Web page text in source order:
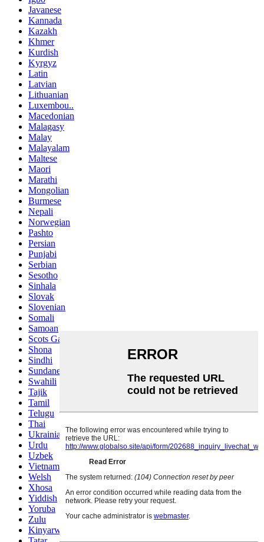
Javanese
Kannada
Kazakh
Khmer
Kurdish
Kyrgyz
Latin
Latvian
Lithuanian
Luxembou..
Macedonian
Malagasy
Malay
Malayalam
Maltese
Maori
Marathi
Mongolian
Burmese
Nepali
Norwegian
Pashto
Persian
Punjabi
Serbian
Sesotho
Sinhala
Slovak
Slovenian
Somali
Samoan
Scots Gaelic
Shona
Sindhi
Sundanese
Swahili
Tajik
Tamil
Telugu
Thai
Ukrainian
Urdu
Uzbek
Vietnamese
Welsh
Xhosa
Yiddish
Yoruba
Zulu
Kinyarwanda